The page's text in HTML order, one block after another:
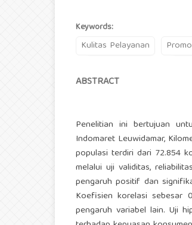
Keywords:
Kulitas Pelayanan
ABSTRACT
Penelitian ini bertujuan
Indomaret Leuwidamar,
populasi terdiri dari 72.854
melalui uji validitas,
pengaruh positif dan
Koefisien korelasi sebesar
pengaruh variabel lain. Uji